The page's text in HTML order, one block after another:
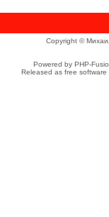
Copyright ©
Powered by PHP-
Released as free